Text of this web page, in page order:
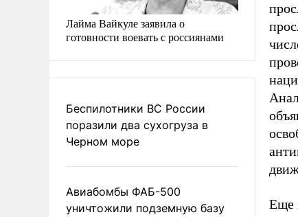
Лайма Вайкуле заявила о
готовности воевать с россиянами
Беспилотники ВС России
поразили два сухогруза в
Черном море
Авиабомбы ФАБ-500
уничтожили подземную базу
Еще